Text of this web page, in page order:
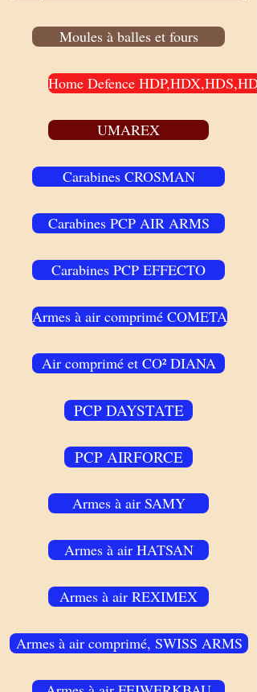
Moules à balles et fours
Home Defence
UMAREX
Carabines CROSMAN
Carabines PCP AIR ARMS
Carabines PCP EFFECTO
Armes à air comprimé COMETA
Air comprimé et CO² DIANA
PCP DAYSTATE
PCP AIRFORCE
Armes à air SAMY
Armes à air HATSAN
Armes à air REXIMEX
Armes à air comprimé, SWISS ARMS